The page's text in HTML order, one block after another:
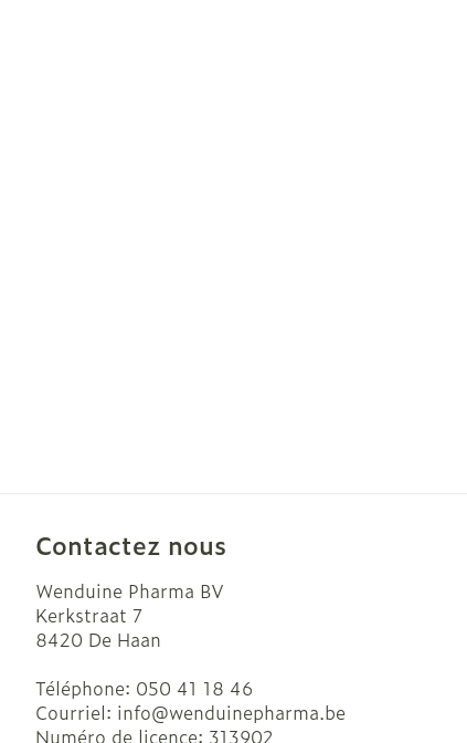
Contactez nous
Wenduine Pharma BV
Kerkstraat 7
8420 De Haan
Téléphone: 050 41 18 46
Courriel: info@wenduinepharma.be
Numéro de licence: 313902